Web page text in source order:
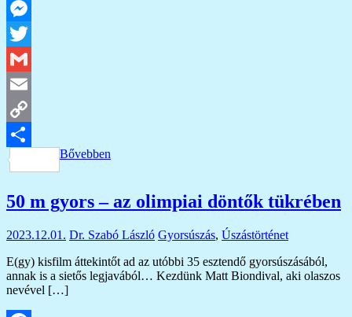
Facebook
Messenger
Twitter
Gmail
Email
Copy
Link
Ossza
Bővebben
50 m gyors – az olimpiai döntők tükrében
2023.12.01. Dr. Szabó László Gyorsúszás, Úszástörténet
E(gy) kisfilm áttekintőt ad az utóbbi 35 esztendő gyorsúszásából,
annak is a sietős legjavából… Kezdünk Matt Biondival, aki olaszos
nevével […]